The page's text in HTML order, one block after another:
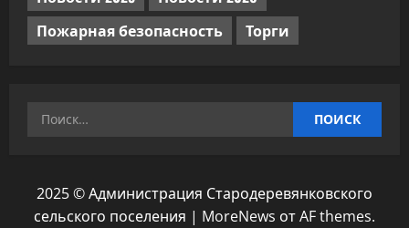
Пожарная безопасность
Торги
Найти:
2025 © Администрация Стародеревянковского
сельского поселения | MoreNews от AF themes.